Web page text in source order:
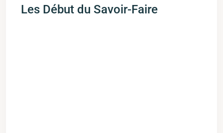
Les Début du Savoir-Faire